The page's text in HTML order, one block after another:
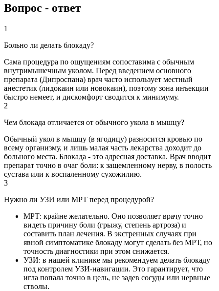
Вопрос - ответ
1
Больно ли делать блокаду?
Сама процедура по ощущениям сопоставима с обычным
внутримышечным уколом. Перед введением основного
препарата (Дипроспана) врач часто использует местный
анестетик (лидокаин или новокаин), поэтому зона инъекции
быстро немеет, и дискомфорт сводится к минимуму.
2
Чем блокада отличается от обычного укола в мышцу?
Обычный укол в мышцу (в ягодицу) разносится кровью по
всему организму, и лишь малая часть лекарства доходит до
больного места. Блокада - это адресная доставка. Врач вводит
препарат точно в очаг боли: к защемленному нерву, в полость
сустава или к воспаленному сухожилию.
3
Нужно ли УЗИ или МРТ перед процедурой?
МРТ: крайне желательно. Оно позволяет врачу точно
видеть причину боли (грыжу, степень артроза) и
составить план лечения. В экстренных случаях при
явной симптоматике блокаду могут сделать без МРТ, но
точность диагностики при этом снижается.
УЗИ: в нашей клинике мы рекомендуем делать блокаду
под контролем УЗИ-навигации. Это гарантирует, что
игла попала точно в цель, не задев сосуды или нервные
стволы.